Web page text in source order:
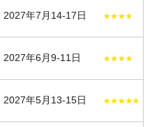
2027年7月14-17日
2027年6月9-11日
2027年5月13-15日